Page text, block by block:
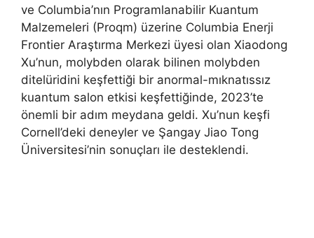
ve Columbia’nın Programlanabilir Kuantum
Malzemeleri (Proqm) üzerine Columbia Enerji
Frontier Araştırma Merkezi üyesi olan Xiaodong
Xu’nun, molybden olarak bilinen molybden
ditelüridini keşfettiği bir anormal-mıknatıssız
kuantum salon etkisi keşfettiğinde, 2023’te
önemli bir adım meydana geldi. Xu’nun keşfi
Cornell’deki deneyler ve Şangay Jiao Tong
Üniversitesi’nin sonuçları ile desteklendi.